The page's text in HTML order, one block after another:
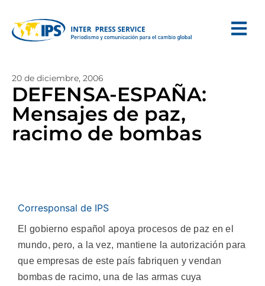
20 de diciembre, 2006
DEFENSA-ESPAÑA:
Mensajes de paz,
racimo de bombas
Corresponsal de IPS
El gobierno español apoya procesos de paz en el
mundo, pero, a la vez, mantiene la autorización para
que empresas de este país fabriquen y vendan
bombas de racimo, una de las armas cuya